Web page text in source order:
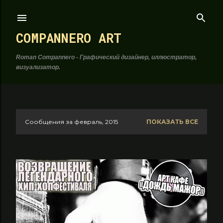
COMPANNERO ART
Roman Compannero - Графический дизайнер, иллюстратор,
визуализатор.
С
о
б
щ
Сообщения за февраль, 2015 ПОКАЗАТЬ ВСЕ